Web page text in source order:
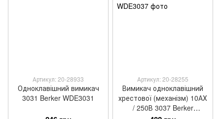
Артикул: 20-28933
Одноклавішний вимикач
3031 Berker WDE3031
Артикул: 20-28255
Вимикач одноклавішний
хрестової (механізм) 10АХ
/ 250В 3037 Berker